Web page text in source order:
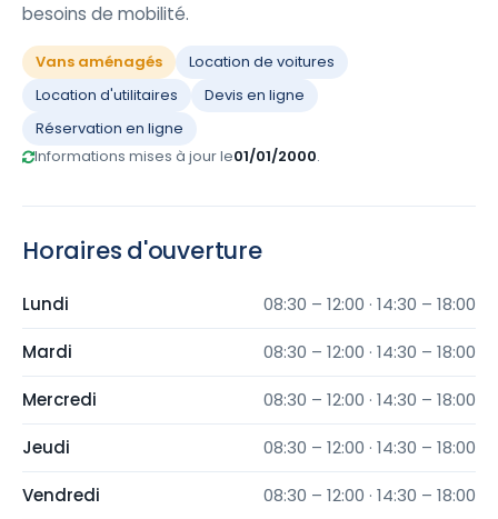
besoins de mobilité.
Vans aménagés
Location de voitures
Location d'utilitaires
Devis en ligne
Réservation en ligne
Informations mises à jour le01/01/2000.
Horaires d'ouverture
Lundi 08:30 – 12:00 · 14:30 – 18:00
Mardi 08:30 – 12:00 · 14:30 – 18:00
Mercredi 08:30 – 12:00 · 14:30 – 18:00
Jeudi 08:30 – 12:00 · 14:30 – 18:00
Vendredi 08:30 – 12:00 · 14:30 – 18:00